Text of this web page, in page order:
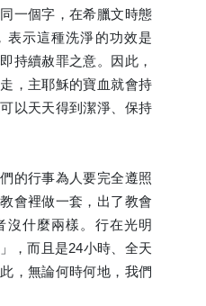
一個字，在希臘文時態
表示這種洗淨的功效是
持續赦罪之意。因此，
，主耶穌的寶血就會持
以天天得到潔淨、保持
的行事為人要完全遵照
會裡做一套，出了教會
沒什麼兩樣。行在光明
，而且是24小時、全天
，無論何時何地，我們